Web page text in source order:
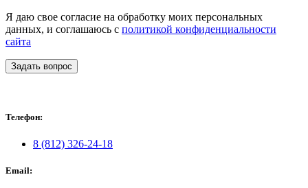
Я даю свое согласие на обработку моих персональных
данных, и соглашаюсь с политикой конфиденциальности
сайта
Задать вопрос
Телефон:
8 (812) 326-24-18
Email: